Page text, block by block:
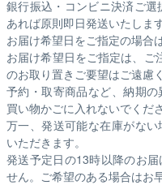
銀行振込・コンビニ決済ご
あれば原則即日発送いたします
お届け希望日をご指定の場合
お届け希望日をご指定は、ご
のお取り置きご要望はご遠慮
予約・取寄商品など、納期
買い物かごに入れないでくださ
万一、発送可能な在庫がな
いただきます。
発送予定日の13時以降のお
せん。ご希望のある場合はお